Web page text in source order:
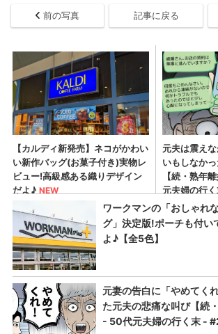
前の写真 記事に戻る